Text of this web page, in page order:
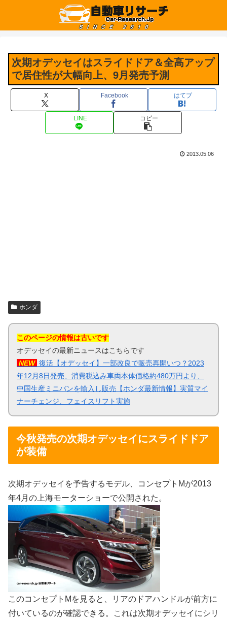
次期オデッセイはスライドドア＆全高アップ
で居住性が大幅向上、9月発売予測
X Facebook はてブ
LINE コピー
2013.05.06
ホンダ
このページの情報は古いです
オデッセイの最新ニュースはこちらです
NEW 復活【オデッセイ】一部改良で販売再開いつ？2023
年12月8日発売、消費税込み車両本体価格約480万円より、
中国生産ミニバンを輸入し販売【ホンダ最新情報】実質マイ
ナーチェンジ、フェイスリフト実施
今秋発売の次期オデッセイにスライドドア
が装備
次期オデッセイを予告するモデル、コンセプトMが2013
年4月の上海モーターショーで公開された。
このコンセプトMを見ると、リアのドアハンドルが前方に
付いているのが確認できる。これは次期オデッセイにシリ